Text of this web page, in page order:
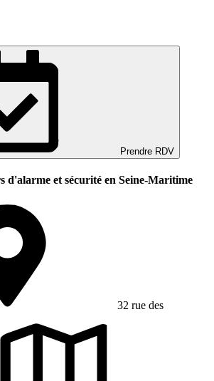
Prendre RDV
d'alarme et sécurité en Seine-Maritime
32 rue des